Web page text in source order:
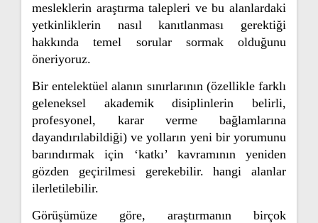
mesleklerin araştırma talepleri ve bu alanlardaki
yetkinliklerin nasıl kanıtlanması gerektiği
hakkında temel sorular sormak olduğunu
öneriyoruz.
Bir entelektüel alanın sınırlarının (özellikle farklı
geleneksel akademik disiplinlerin belirli,
profesyonel, karar verme bağlamlarına
dayandırılabildiği) ve yolların yeni bir yorumunu
barındırmak için ‘katkı’ kavramının yeniden
gözden geçirilmesi gerekebilir. hangi alanlar
ilerletilebilir.
Görüşümüze göre, araştırmanın birçok